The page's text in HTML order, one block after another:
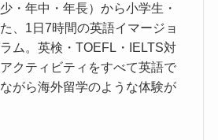
・年中・年長）から小学生・
、1日7時間の英語イマージョ
ム。英検・TOEFL・IELTS対
クティビティをすべて英語で
がら海外留学のような体験が